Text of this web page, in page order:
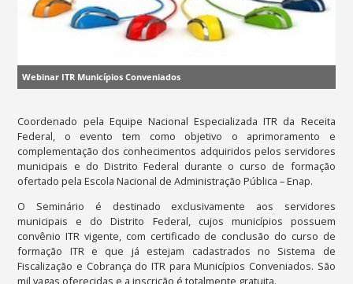
Webinar ITR Municípios Conveniados
Coordenado pela Equipe Nacional Especializada ITR da Receita
Federal, o evento tem como objetivo o aprimoramento e
complementação dos conhecimentos adquiridos pelos servidores
municipais e do Distrito Federal durante o curso de formação
ofertado pela Escola Nacional de Administração Pública – Enap.
O Seminário é destinado exclusivamente aos servidores
municipais e do Distrito Federal, cujos municípios possuem
convênio ITR vigente, com certificado de conclusão do curso de
formação ITR e que já estejam cadastrados no Sistema de
Fiscalização e Cobrança do ITR para Municípios Conveniados. São
mil vagas oferecidas e a inscrição é totalmente gratuita.